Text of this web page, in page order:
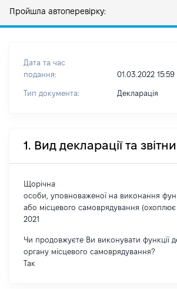
Пройшла автоперевірку:
Дата та час
подання:
01.03.2022 15:59
Тип документа: Декларація
1. Вид декларації та
Щорічна
особи, уповноваженої на виконання
або місцевого самоврядування (охоплює
2021
Чи продовжуєте Ви виконувати функції
органу місцевого самоврядування?
Так